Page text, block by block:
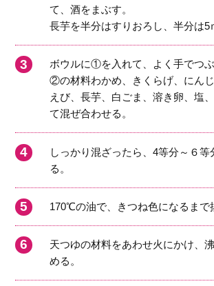
て、酒をまぶす。
長芋を半分はすりおろし、半分は5
ボウルに①を入れて、よく手でつぶ
②の材料わかめ、きくらげ、にんじ
えび、長芋、白ごま、溶き卵、塩
て混ぜ合わせる。
しっかり混ざったら、4等分～６等
る。
170℃の油で、きつね色になるまで
天つゆの材料をあわせ火にかけ、
める。